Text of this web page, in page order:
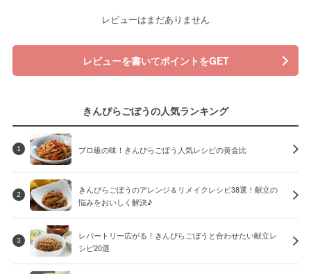
レビューはまだありません
レビューを書いてポイントをGET
きんぴらごぼうの人気ランキング
1 プロ級の味！きんぴらごぼう人気レシピの黄金比
2
きんぴらごぼうのアレンジ＆リメイクレシピ38選！献立の
悩みをおいしく解決♪
3
レパートリー広がる！きんぴらごぼうと合わせたい献立レ
シピ20選